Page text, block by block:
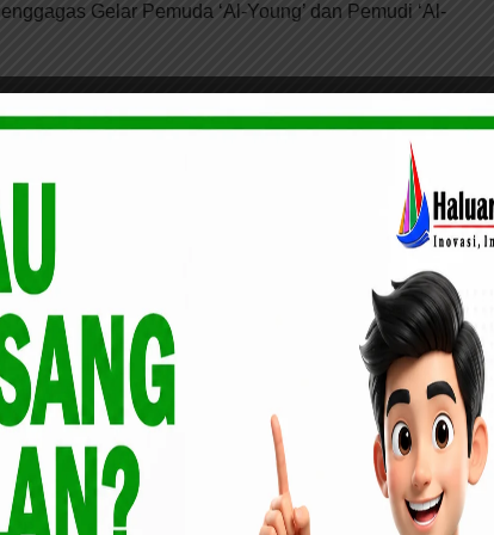
Gelar Pemuda ‘Al-Young’ dan Pemudi ‘Al-
di Tunjuk Ketua PWI Riau jadi Ketua
Kepengurusannya
Acara Pemilihan Wakil Gubernur Riau itu segera
Dalam Negeri, sesegera mungkin untuk ditetapkan
dan pembangunan ke depan tidak terseok-
harapnya mengakhiri.
Bantu Masyarakat Sakit, Bupati
Teken MoU Pengelolaan Ambulace
laut dan darat antara Pemda Meranti